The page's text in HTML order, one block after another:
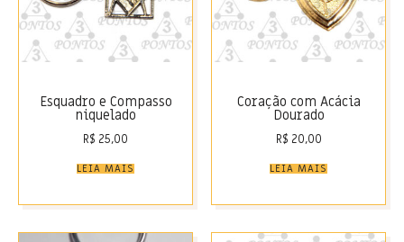
Esquadro e Compasso
niquelado
R$ 25,00
LEIA MAIS
Coração com Acácia
Dourado
R$ 20,00
LEIA MAIS